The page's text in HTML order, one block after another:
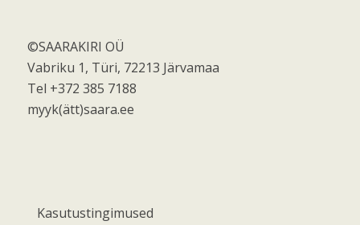
©SAARAKIRI OÜ
Vabriku 1, Türi, 72213 Järvamaa
Tel +372 385 7188
myyk(ätt)saara.ee
Kasutustingimused